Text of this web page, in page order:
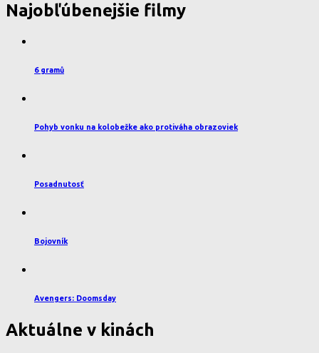
Najobľúbenejšie filmy
6 gramů
Pohyb vonku na kolobežke ako protiváha obrazoviek
Posadnutosť
Bojovník
Avengers: Doomsday
Aktuálne v kinách